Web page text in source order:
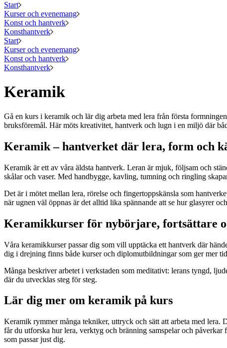
Start
Kurser och evenemang
Konst och hantverk
Konsthantverk
Start
Kurser och evenemang
Konst och hantverk
Konsthantverk
Keramik
Gå en kurs i keramik och lär dig arbeta med lera från första
bruksföremål. Här möts kreativitet, hantverk och lugn i en miljö där
Keramik – hantverket där lera, form och
Keramik är ett av våra äldsta hantverk. Leran är mjuk, följsam och
skålar och vaser. Med handbygge, kavling, tumning och ringling
Det är i mötet mellan lera, rörelse och fingertoppskänsla som
när ugnen väl öppnas är det alltid lika spännande att se hur glasyrer
Keramikkurser för nybörjare, fortsättare
Våra keramikkurser passar dig som vill upptäcka ett hantverk där
dig i drejning finns både kurser och diplomutbildningar som ger mer
Många beskriver arbetet i verkstaden som meditativt: lerans tyngd,
där du utvecklas steg för steg.
Lär dig mer om keramik på kurs
Keramik rymmer många tekniker, uttryck och sätt att arbeta med
får du utforska hur lera, verktyg och bränning samspelar och
som passar just dig.